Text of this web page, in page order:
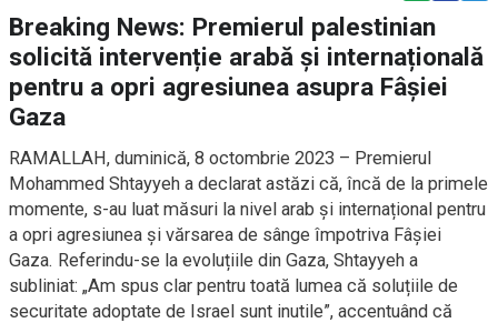
Breaking News: Premierul palestinian
solicită intervenție arabă și internațională
pentru a opri agresiunea asupra Fâșiei
Gaza
RAMALLAH, duminică, 8 octombrie 2023 – Premierul
Mohammed Shtayyeh a declarat astăzi că, încă de la primele
momente, s-au luat măsuri la nivel arab și internațional pentru
a opri agresiunea și vărsarea de sânge împotriva Fâșiei
Gaza. Referindu-se la evoluțiile din Gaza, Shtayyeh a
subliniat: „Am spus clar pentru toată lumea că soluțiile de
securitate adoptate de Israel sunt inutile”, accentuând că